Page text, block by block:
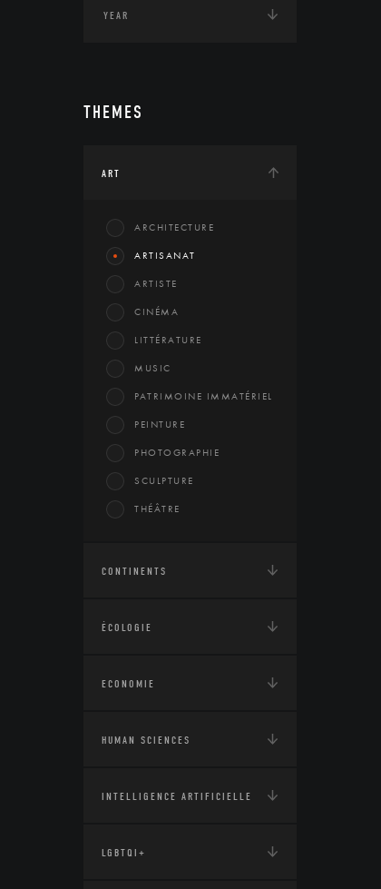
THEMES
ART
ARCHITECTURE
ARTISANAT
ARTISTE
CINÉMA
LITTÉRATURE
MUSIC
PATRIMOINE IMMATÉRIEL
PEINTURE
PHOTOGRAPHIE
SCULPTURE
THÉÂTRE
CONTINENTS
ÉCOLOGIE
ECONOMIE
HUMAN SCIENCES
INTELLIGENCE ARTIFICIELLE
LGBTQI+